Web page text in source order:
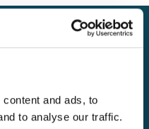
and ads, to
to analyse our traffic.
Norge och